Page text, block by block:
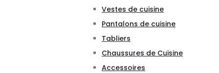
Vestes de cuisine
Pantalons de cuisine
Tabliers
Chaussures de Cuisine
Accessoires